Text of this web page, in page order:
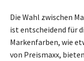
Die Wahl zwischen
ist entscheidend für
Markenfarben, wie
von Preismaxx,